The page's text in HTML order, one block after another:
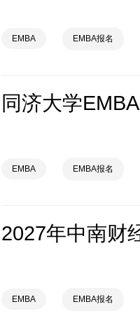
EMBA EMBA报名
EMBA EMBA报名
EMBA EMBA报名